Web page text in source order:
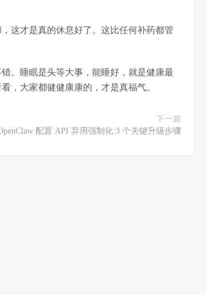
这才是真的休息好了。这比任何补药都管
。 睡眠是头等大事，能睡好，就是健康最
，大家都健健康康的，才是真福气。
下一篇
配置 API 弃用强制化:3 个关键升级步骤